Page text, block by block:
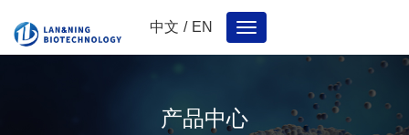
中文 / EN
Toggle
navigation
产品中心